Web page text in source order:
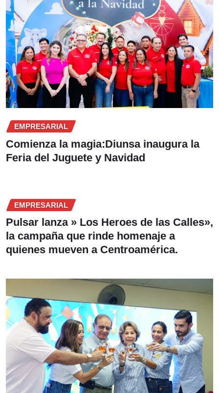
EMPRESARIAL
Comienza la magia:Diunsa inaugura la
Feria del Juguete y Navidad
EMPRESARIAL
Pulsar lanza » Los Heroes de las Calles»,
la campaña que rinde homenaje a
quienes mueven a Centroamérica.